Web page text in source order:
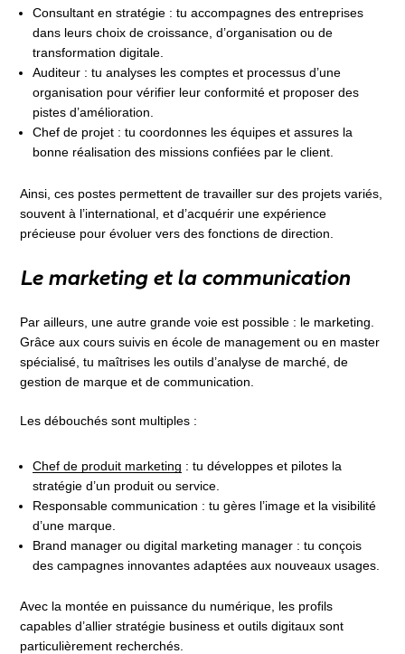
Consultant en stratégie : tu accompagnes des entreprises
dans leurs choix de croissance, d’organisation ou de
transformation digitale.
Auditeur : tu analyses les comptes et processus d’une
organisation pour vérifier leur conformité et proposer des
pistes d’amélioration.
Chef de projet : tu coordonnes les équipes et assures la
bonne réalisation des missions confiées par le client.
Ainsi, ces postes permettent de travailler sur des projets variés,
souvent à l’international, et d’acquérir une expérience
précieuse pour évoluer vers des fonctions de direction.
Le marketing et la communication
Par ailleurs, une autre grande voie est possible : le marketing.
Grâce aux cours suivis en école de management ou en master
spécialisé, tu maîtrises les outils d’analyse de marché, de
gestion de marque et de communication.
Les débouchés sont multiples :
Chef de produit marketing : tu développes et pilotes la
stratégie d’un produit ou service.
Responsable communication : tu gères l’image et la visibilité
d’une marque.
Brand manager ou digital marketing manager : tu conçois
des campagnes innovantes adaptées aux nouveaux usages.
Avec la montée en puissance du numérique, les profils
capables d’allier stratégie business et outils digitaux sont
particulièrement recherchés.